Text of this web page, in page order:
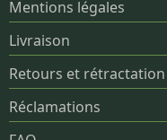
Mentions légales
Livraison
Retours et rétractation
Réclamations